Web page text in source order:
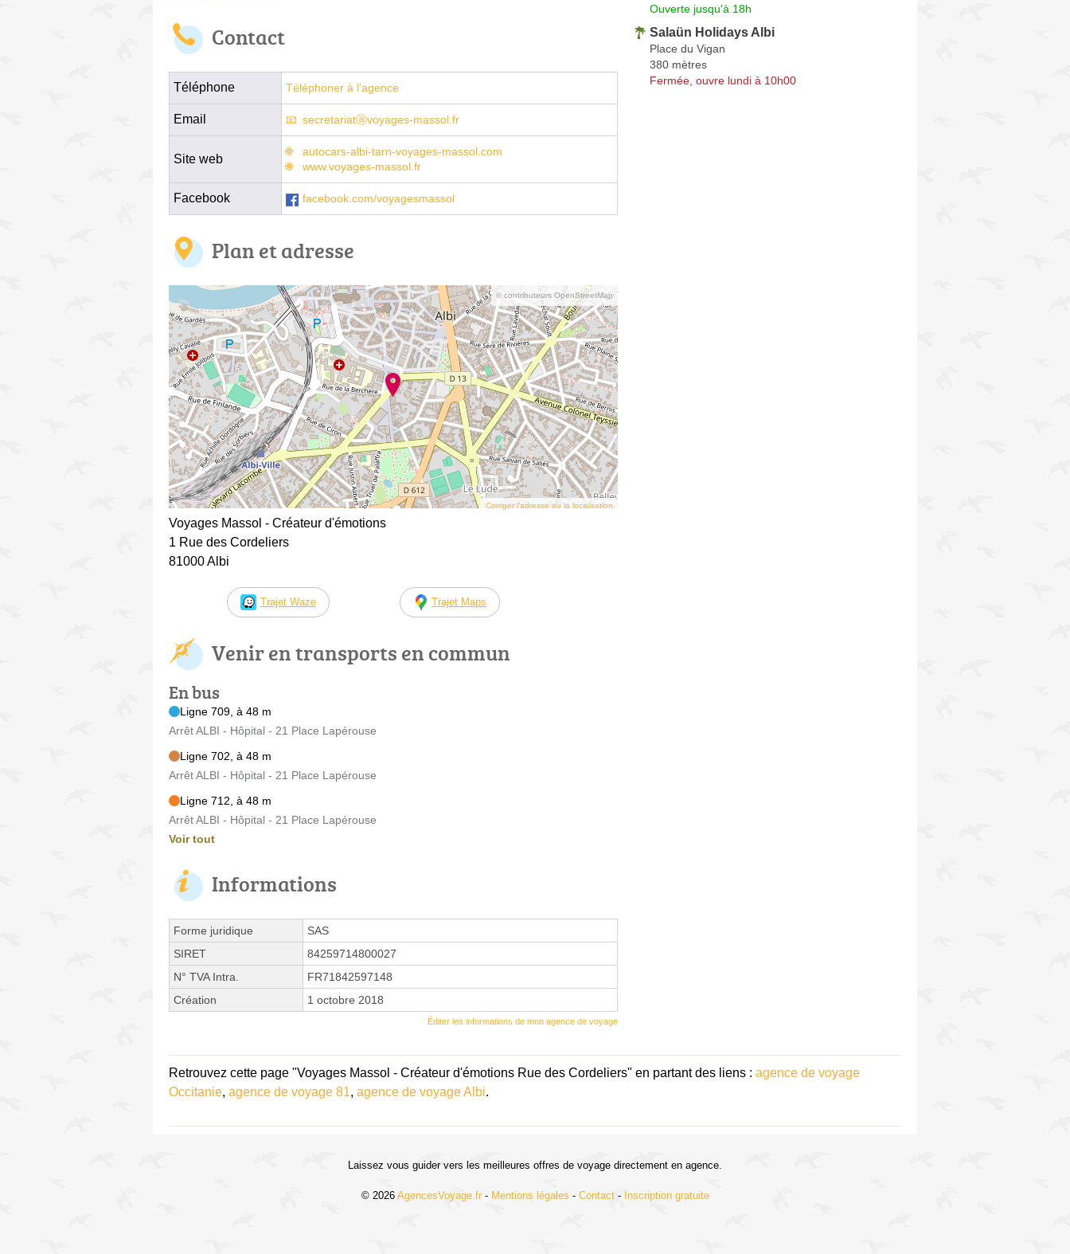
Contact
Téléphone Téléphoner à l'agence
Email secretariatⓐvoyages-massol.fr
Site web
autocars-albi-tarn-voyages-massol.com
www.voyages-massol.fr
Facebook facebook.com/voyagesmassol
Plan et adresse
© contributeurs OpenStreetMap
Corriger l’adresse ou la localisation
Voyages Massol - Créateur d'émotions
1 Rue des Cordeliers
81000 Albi
Trajet Waze Trajet Maps
Venir en transports en commun
En bus
Ligne 709, à 48 m
Arrêt ALBI - Hôpital - 21 Place Lapérouse
Ligne 702, à 48 m
Arrêt ALBI - Hôpital - 21 Place Lapérouse
Ligne 712, à 48 m
Arrêt ALBI - Hôpital - 21 Place Lapérouse
Voir tout
Informations
Forme juridique
SAS
SIRET
84259714800027
N° TVA Intra.
FR71842597148
Création
1 octobre 2018
Éditer les informations de mon agence de voyage
Ouverte jusqu'à 18h
Salaün Holidays Albi
Place du Vigan
380 mètres
Fermée, ouvre lundi à 10h00
Retrouvez cette page "Voyages Massol - Créateur d'émotions Rue des Cordeliers" en partant des liens : agence de voyage
Occitanie, agence de voyage 81, agence de voyage Albi.
Laissez vous guider vers les meilleures offres de voyage directement en agence.
© 2026 AgencesVoyage.fr - Mentions légales - Contact- Inscription gratuite